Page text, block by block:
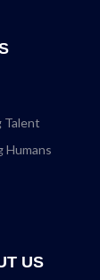
Talent
Humans
US